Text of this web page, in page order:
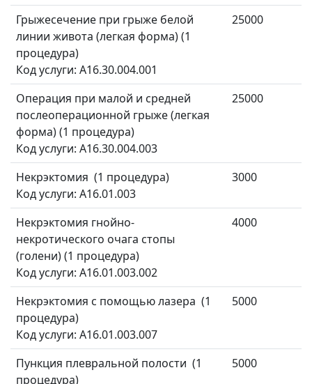
Грыжесечение при грыже белой
линии живота (легкая форма) (1
процедура)
Код услуги: A16.30.004.001
25000
Операция при малой и средней
послеоперационной грыже (легкая
форма) (1 процедура)
Код услуги: A16.30.004.003
25000
Некрэктомия (1 процедура)
Код услуги: A16.01.003
3000
Некрэктомия гнойно-
некротического очага стопы
(голени) (1 процедура)
Код услуги: A16.01.003.002
4000
Некрэктомия с помощью лазера (1
процедура)
Код услуги: A16.01.003.007
5000
Пункция плевральной полости (1
процедура)
5000